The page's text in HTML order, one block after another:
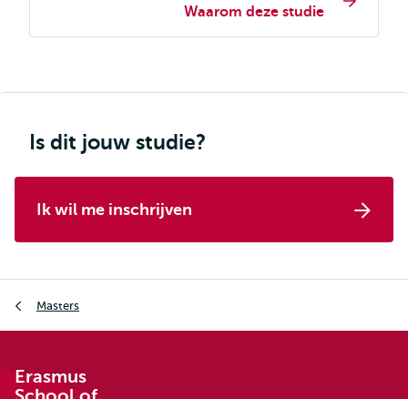
Waarom deze studie
Is dit jouw studie?
Ik wil me inschrijven
Masters
Erasmus